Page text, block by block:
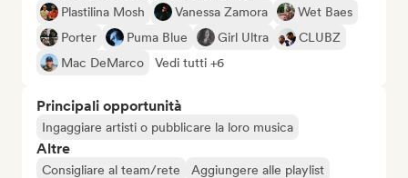
Plastilina Mosh Vanessa Zamora
Wet Baes
Porter
Puma Blue Girl Ultra
CLUBZ
Mac DeMarco
Vedi tutti +6
Principali opportunità
Ingaggiare artisti o pubblicare la loro musica
Altre
Consigliare al team/rete Aggiungere alle playlist